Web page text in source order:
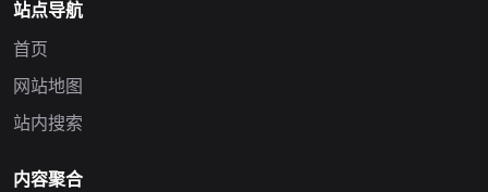
站点导航
首页
网站地图
站内搜索
内容聚合